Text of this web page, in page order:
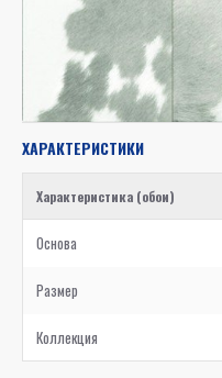
ХАРАКТЕРИСТИКИ
Характеристика (обои)
Основа
Размер
Коллекция